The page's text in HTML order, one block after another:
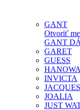
GANT
Otvoriť
GANT
GARET
GUESS
HANOWA
INVICTA
JOALIA
JUST